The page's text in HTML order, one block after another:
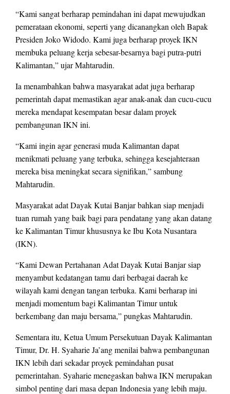
“Kami sangat berharap pemindahan ini dapat mewujudkan
pemerataan ekonomi, seperti yang dicanangkan oleh Bapak
Presiden Joko Widodo. Kami juga berharap proyek IKN
membuka peluang kerja sebesar-besarnya bagi putra-putri
Kalimantan,” ujar Mahtarudin.
Ia menambahkan bahwa masyarakat adat juga berharap
pemerintah dapat memastikan agar anak-anak dan cucu-cucu
mereka mendapat kesempatan besar dalam proyek
pembangunan IKN ini.
“Kami ingin agar generasi muda Kalimantan dapat
menikmati peluang yang terbuka, sehingga kesejahteraan
mereka bisa meningkat secara signifikan,” sambung
Mahtarudin.
Masyarakat adat Dayak Kutai Banjar bahkan siap menjadi
tuan rumah yang baik bagi para pendatang yang akan datang
ke Kalimantan Timur khususnya ke Ibu Kota Nusantara
(IKN).
“Kami Dewan Pertahanan Adat Dayak Kutai Banjar siap
menyambut kedatangan tamu dari berbagai daerah ke
wilayah kami dengan tangan terbuka. Kami berharap ini
menjadi momentum bagi Kalimantan Timur untuk
berkembang dan maju bersama,” pungkas Mahtarudin.
Sementara itu, Ketua Umum Persekutuan Dayak Kalimantan
Timur, Dr. H. Syaharie Ja’ang menilai bahwa pembangunan
IKN lebih dari sekadar proyek pemindahan pusat
pemerintahan. Syaharie menegaskan bahwa IKN merupakan
simbol penting dari masa depan Indonesia yang lebih maju.